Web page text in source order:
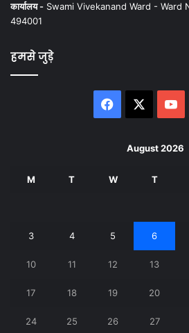
कार्यालय - Swami Vivekanand Ward - Ward
494001
हमसे जुड़े
Facebook
August 2026
M T W T
3 4 5 6
10 11 12 13
17 18 19 20
24 25 26 27